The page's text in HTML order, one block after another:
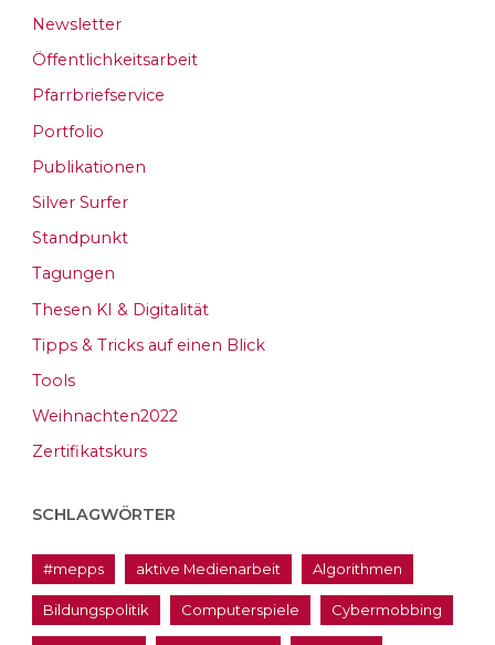
Newsletter
Öffentlichkeitsarbeit
Pfarrbriefservice
Portfolio
Publikationen
Silver Surfer
Standpunkt
Tagungen
Thesen KI & Digitalität
Tipps & Tricks auf einen Blick
Tools
Weihnachten2022
Zertifikatskurs
SCHLAGWÖRTER
#mepps aktive Medienarbeit Algorithmen
Bildungspolitik Computerspiele Cybermobbing